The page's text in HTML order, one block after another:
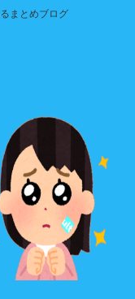
まとめブログ